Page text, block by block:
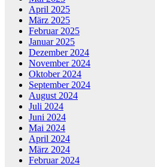
April 2025
März 2025
Februar 2025
Januar 2025
Dezember 2024
November 2024
Oktober 2024
September 2024
August 2024
Juli 2024
Juni 2024
Mai 2024
April 2024
März 2024
Februar 2024